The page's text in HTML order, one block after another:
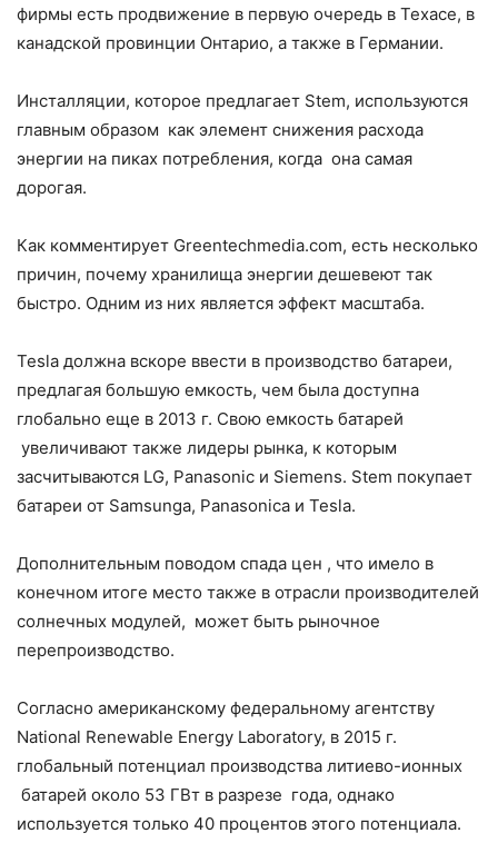
фирмы есть продвижение в первую очередь в Техасе, в
канадской провинции Онтарио, а также в Германии.
Инсталляции, которое предлагает Stem, используются
главным образом как элемент снижения расхода
энергии на пиках потребления, когда она самая
дорогая.
Как комментирует Greentechmedia.com, есть несколько
причин, почему хранилища энергии дешевеют так
быстро. Одним из них является эффект масштаба.
Tesla должна вскоре ввести в производство батареи,
предлагая большую емкость, чем была доступна
глобально еще в 2013 г. Свою емкость батарей
увеличивают также лидеры рынка, к которым
засчитываются LG, Panasonic и Siemens. Stem покупает
батареи от Samsunga, Panasonica и Tesla.
Дополнительным поводом спада цен , что имело в
конечном итоге место также в отрасли производителей
солнечных модулей, может быть рыночное
перепроизводство.
Согласно американскому федеральному агентству
National Renewable Energy Laboratory, в 2015 г.
глобальный потенциал производства литиево-ионных
батарей около 53 ГВт в разрезе года, однако
используется только 40 процентов этого потенциала.